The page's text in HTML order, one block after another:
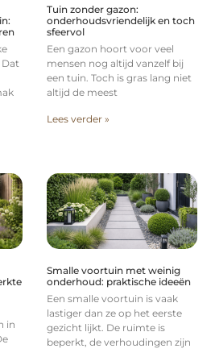
Dat
Tuin zonder gazon:
onderhoudsvriendelijk en toch
sfeervol
Een gazon hoort voor veel
mensen nog altijd vanzelf bij
een tuin. Toch is gras lang niet
altijd de meest
Lees verder »
in
Smalle voortuin met weinig
onderhoud: praktische ideeën
Een smalle voortuin is vaak
lastiger dan ze op het eerste
gezicht lijkt. De ruimte is
beperkt, de verhoudingen zijn